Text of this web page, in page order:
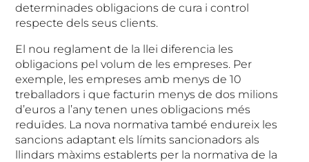
determinades obligacions de cura i control
respecte dels seus clients.
El nou reglament de la llei diferencia les
obligacions pel volum de les empreses. Per
exemple, les empreses amb menys de 10
treballadors i que facturin menys de dos milions
d’euros a l’any tenen unes obligacions més
reduïdes. La nova normativa també endureix les
sancions adaptant els límits sancionadors als
llindars màxims establerts per la normativa de la